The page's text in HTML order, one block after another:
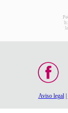
Aviso legal|